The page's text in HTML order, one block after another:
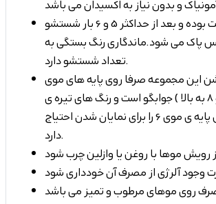
این رنگ موقت بوده و بعد از حداکثر 5 و 6 بار شستشو
پاک می شود.ماندگاری رنگ بستگی به
تعداد شستشو دارد.
این مجموعه صرفا روی پایه های موی
روشن ( 7 و 8 به بالا ) جوابگو است و رنگ های تیره ی
شامپوها حداقل پایه ی موی 6 را برای نمایان شدن احتیاج
دارد.